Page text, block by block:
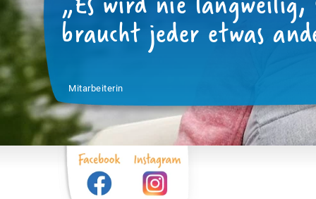
Beratung
braucht jeder etwas
Mitarbeiterin